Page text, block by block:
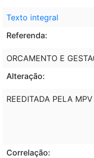
Texto integral
Referenda:
ORCAMENTO E
Alteração:
REEDITADA PELA
Correlação: